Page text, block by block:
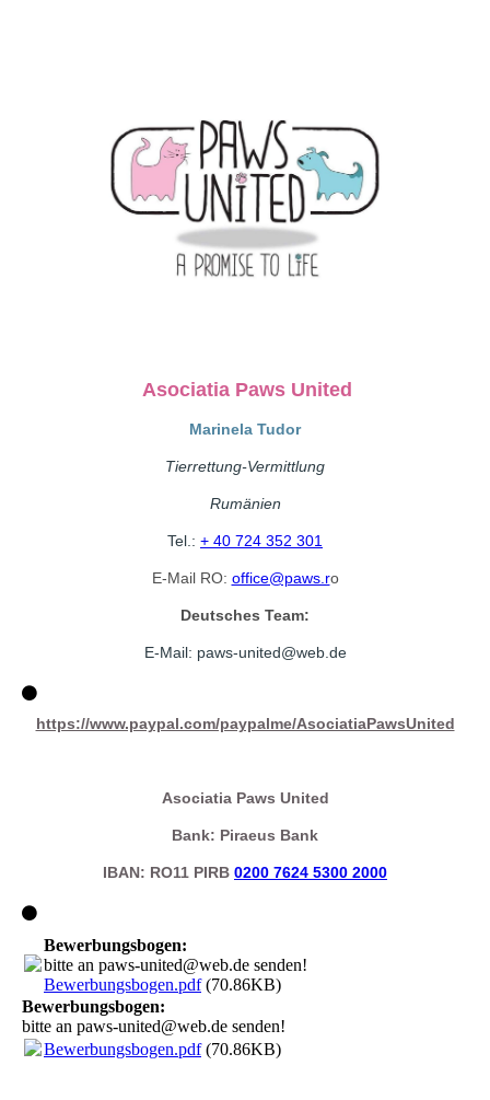
Asociatia Paws United
Marinela Tudor
Tierrettung-Vermittlung
Rumänien
Tel.: + 40 724 352 301
E-Mail RO: office@paws.ro
Deutsches Team:
E-Mail: paws-united@web. de
https://www.paypal.com/paypalme/AsociatiaPawsUnited
Asociatia Paws United
Bank: Piraeus Bank
IBAN: RO11 PIRB 0200 7624 5300 2000
Bewerbungsbogen:
bitte an paws-united@web.de senden!
Bewerbungsbogen.pdf(70.86KB)
Bewerbungsbogen:
bitte an paws-united@web.de senden!
Bewerbungsbogen.pdf(70.86KB)